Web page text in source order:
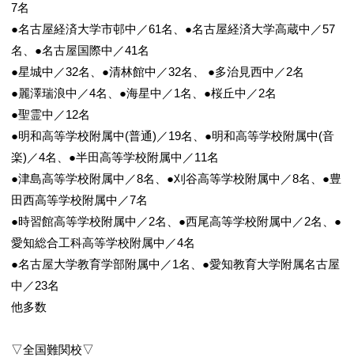
7名
●名古屋経済大学市邨中／61名、●名古屋経済大学高蔵中／57
名、●名古屋国際中／41名
●星城中／32名、●清林館中／32名、 ●多治見西中／2名
●麗澤瑞浪中／4名、●海星中／1名、●桜丘中／2名
●聖霊中／12名
●明和高等学校附属中(普通)／19名、●明和高等学校附属中(音
楽)／4名、●半田高等学校附属中／11名
●津島高等学校附属中／8名、●刈谷高等学校附属中／8名、●豊
田西高等学校附属中／7名
●時習館高等学校附属中／2名、●西尾高等学校附属中／2名、●
愛知総合工科高等学校附属中／4名
●名古屋大学教育学部附属中／1名、●愛知教育大学附属名古屋
中／23名
他多数
▽全国難関校▽